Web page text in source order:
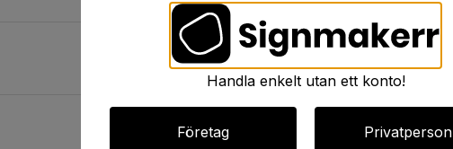
Handla enkelt utan ett konto!
Företag Privatperson